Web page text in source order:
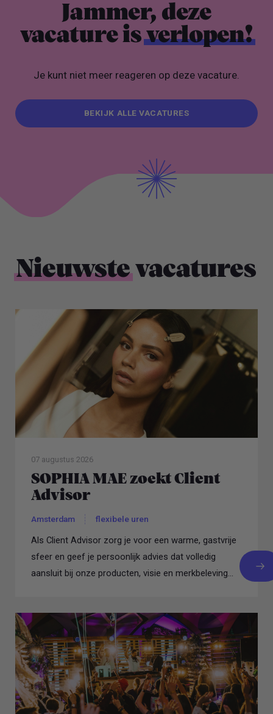
Jammer, deze
vacature isverlopen!
Je kunt niet meer reageren op deze vacature.
BEKIJK ALLE VACATURES
Nieuwstevacatures
07 augustus 2026
SOPHIA MAE zoekt Client
Advisor
Amsterdam flexibele uren
Als Client Advisor zorg je voor een warme, gastvrije
sfeer en geef je persoonlijk advies dat volledig
aansluit bij onze producten, visie en merkbeleving...